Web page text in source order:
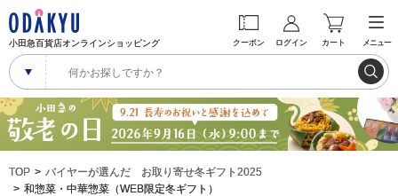
小田急百貨店オンラインショッピング クーポン ログイン カート メニュー
TOP
バイヤーが選んだ お取り寄せ冬ギフト2025
和惣菜・中華惣菜（WEB限定冬ギフト）